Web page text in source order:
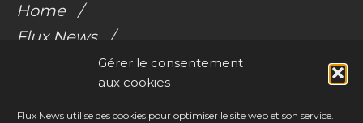
Gérer le consentement
aux cookies
Flux News utilise des cookies pour optimiser le site web et son service.
Home
Flux News
Galerie Flux
Videos